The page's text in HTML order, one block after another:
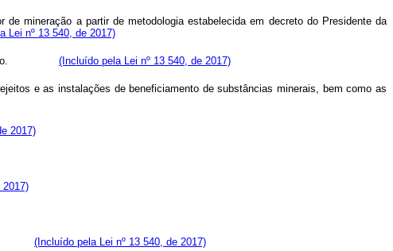
mineração a partir de metodologia estabelecida em decreto do Presidente da
Lei nº 13 540, de 2017)
consumo. (Incluído pela Lei nº 13 540, de 2017)
e as instalações de beneficiamento de substâncias minerais, bem como as
2017)
2017)
(Incluído pela Lei nº 13 540, de 2017)